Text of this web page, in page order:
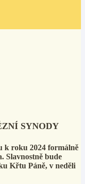
SYNODY
k roku 2024 formálně
Slavnostně bude
Křtu Páně, v neděli